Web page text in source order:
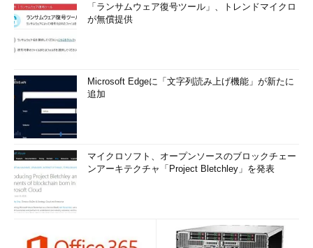
ン構成オプションあり／なしの怪
Windows 10 バージョン2004の中に見つけた、懐かしの
「Server 2003」
うやく解消！
あなたのCPU時間を新型コロナウイルスとの闘いのために
寄付しよう――“目からうろこ”のWindowsサンドボックス
の使い方
ひっそりと修正された「Windows Defenderウイルス対
策」の2020年3月の問題
Windows 10 HomeはDocker Desktop for Windowsの夢を
見る
Microsoftの更新サービス、2020年も苦いスタートを切る
「ランサムウェア復号ツール」、トレンドマイクロ
が無償提供
Microsoft Edgeに「文字列読み上げ機能」が新たに
追加
マイクロソフト、オープンソースのブロックチェー
ンアーキテクチャ「Project Bletchley」を発表